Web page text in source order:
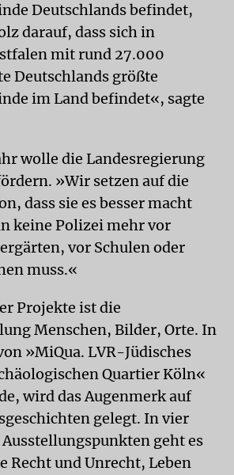
Deutschlands befindet,
darauf, dass sich in
mit rund 27.000
Deutschlands größte
im Land befindet«, sagte
wolle die Landesregierung
»Wir setzen auf die
dass sie es besser macht
keine Polizei mehr vor
vor Schulen oder
muss.«
Projekte ist die
Menschen, Bilder, Orte. In
»MiQua. LVR-Jüdisches
Quartier Köln«
wird das Augenmerk auf
gelegt. In vier
geht es
Recht und Unrecht, Leben